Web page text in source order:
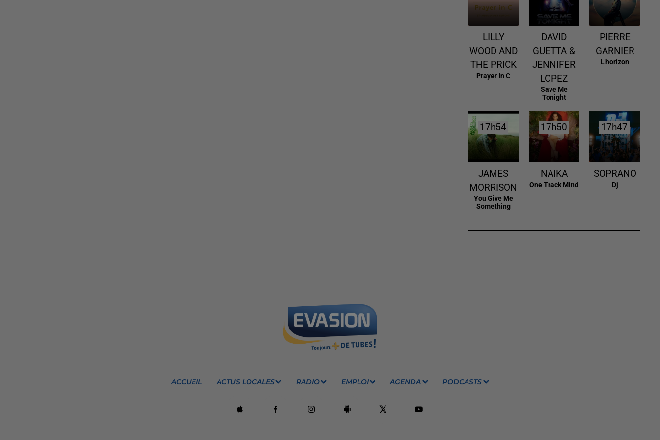
LILLY
WOOD AND
THE PRICK
Prayer In C
DAVID
GUETTA &
JENNIFER
LOPEZ
Save Me
Tonight
PIERRE
GARNIER
L'horizon
17h54
17h54
JAMES
MORRISON
You Give Me
Something
17h50
17h50
NAIKA
One Track Mind
17h47
17h47
SOPRANO
Dj
ACCUEIL ACTUS LOCALES RADIO EMPLOI AGENDA PODCASTS